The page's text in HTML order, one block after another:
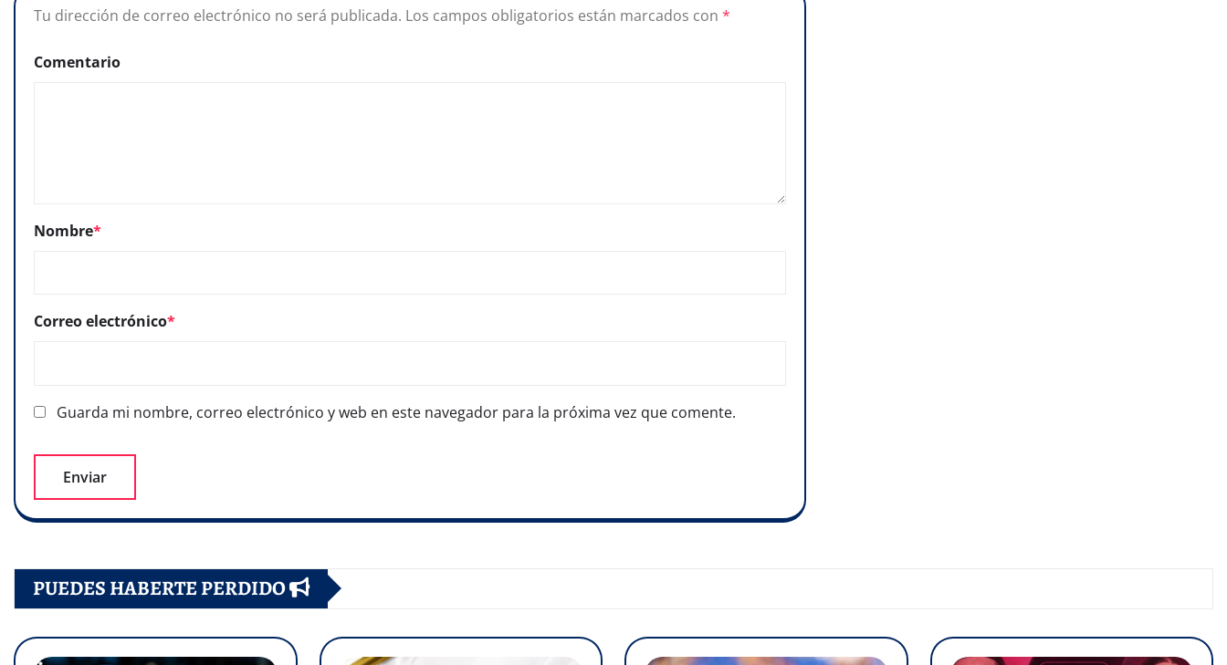
Tu dirección de correo electrónico no será publicada. Los campos obligatorios están marcados con *
Comentario
Nombre*
Correo electrónico*
Guarda mi nombre, correo electrónico y web en este navegador para la próxima vez que comente.
PUEDES HABERTE PERDIDO